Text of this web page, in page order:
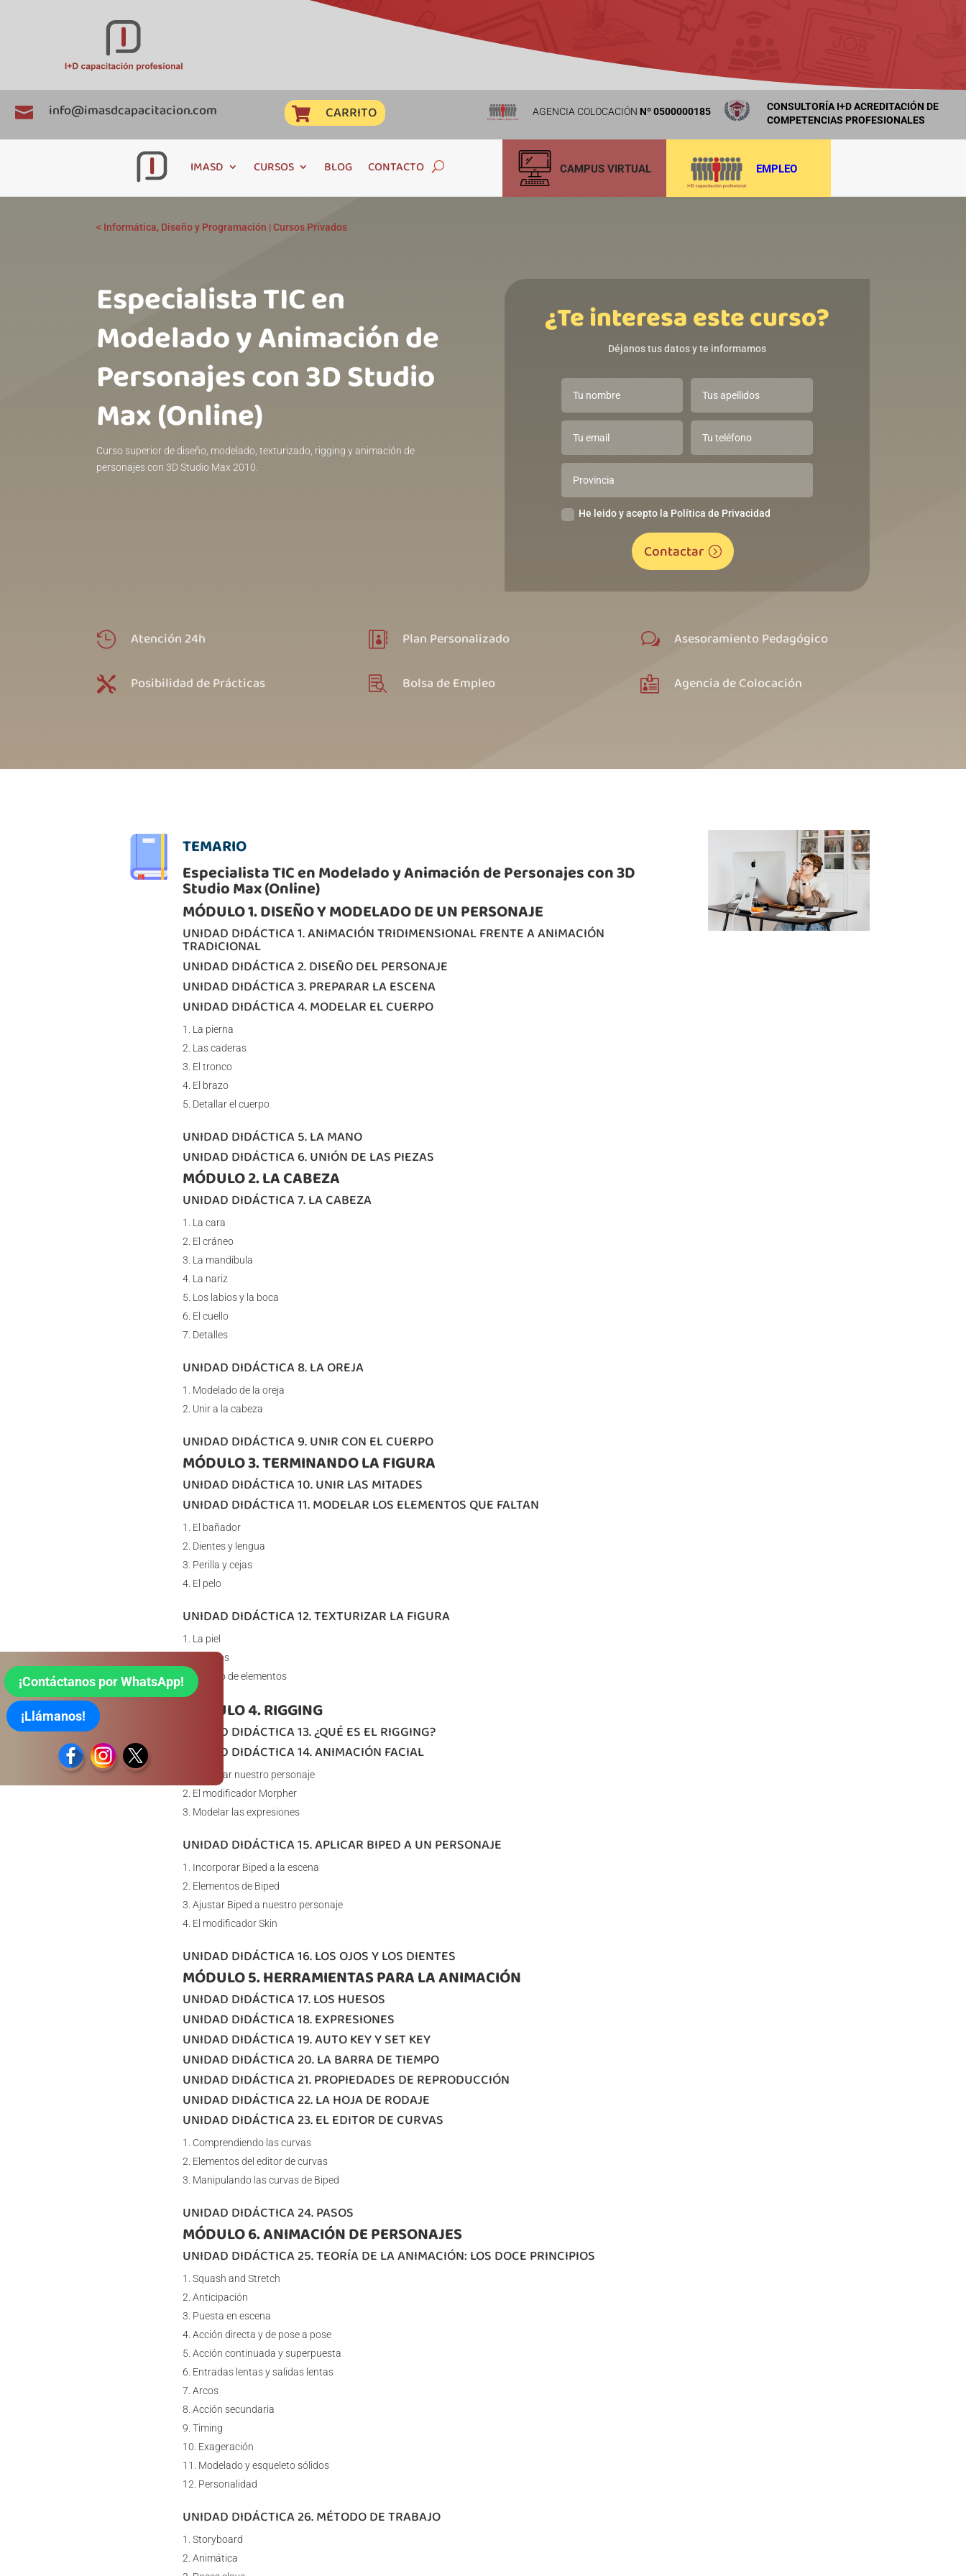
 info@imasdcapacitacion.com  CARRITO AGENCIA COLOCACIÓN Nº 0500000185
CONSULTORÍA I+D ACREDITACIÓN DE
COMPETENCIAS PROFESIONALES
IMASD CURSOS BLOG CONTACTO EMPLEO
CAMPUS VIRTUAL
< Informática, Diseño y Programación |Cursos Privados
Especialista TIC en
Modelado y Animación de
Personajes con 3D Studio
Max (Online)
Curso superior de diseño, modelado, texturizado, rigging y animación de
personajes con 3D Studio Max 2010.
¿Te interesa este curso?
Déjanos tus datos y te informamos
He leido y acepto la Política de Privacidad
Contactar
 Atención 24h
 Posibilidad de Prácticas
 Plan Personalizado
 Bolsa de Empleo
w Asesoramiento Pedagógico
 Agencia de Colocación
TEMARIO
Especialista TIC en Modelado y Animación de Personajes con 3D
Studio Max (Online)
MÓDULO 1. DISEÑO Y MODELADO DE UN PERSONAJE
UNIDAD DIDÁCTICA 1. ANIMACIÓN TRIDIMENSIONAL FRENTE A ANIMACIÓN
TRADICIONAL
UNIDAD DIDÁCTICA 2. DISEÑO DEL PERSONAJE
UNIDAD DIDÁCTICA 3. PREPARAR LA ESCENA
UNIDAD DIDÁCTICA 4. MODELAR EL CUERPO
La pierna
Las caderas
El tronco
El brazo
Detallar el cuerpo
UNIDAD DIDÁCTICA 5. LA MANO
UNIDAD DIDÁCTICA 6. UNIÓN DE LAS PIEZAS
MÓDULO 2. LA CABEZA
UNIDAD DIDÁCTICA 7. LA CABEZA
La cara
El cráneo
La mandíbula
La nariz
Los labios y la boca
El cuello
Detalles
UNIDAD DIDÁCTICA 8. LA OREJA
Modelado de la oreja
Unir a la cabeza
UNIDAD DIDÁCTICA 9. UNIR CON EL CUERPO
MÓDULO 3. TERMINANDO LA FIGURA
UNIDAD DIDÁCTICA 10. UNIR LAS MITADES
UNIDAD DIDÁCTICA 11. MODELAR LOS ELEMENTOS QUE FALTAN
El bañador
Dientes y lengua
Perilla y cejas
El pelo
UNIDAD DIDÁCTICA 12. TEXTURIZAR LA FIGURA
La piel
Los ojos
El resto de elementos
MÓDULO 4. RIGGING
UNIDAD DIDÁCTICA 13. ¿QUÉ ES EL RIGGING?
UNIDAD DIDÁCTICA 14. ANIMACIÓN FACIAL
Preparar nuestro personaje
El modificador Morpher
Modelar las expresiones
UNIDAD DIDÁCTICA 15. APLICAR BIPED A UN PERSONAJE
Incorporar Biped a la escena
Elementos de Biped
Ajustar Biped a nuestro personaje
El modificador Skin
UNIDAD DIDÁCTICA 16. LOS OJOS Y LOS DIENTES
MÓDULO 5. HERRAMIENTAS PARA LA ANIMACIÓN
UNIDAD DIDÁCTICA 17. LOS HUESOS
UNIDAD DIDÁCTICA 18. EXPRESIONES
UNIDAD DIDÁCTICA 19. AUTO KEY Y SET KEY
UNIDAD DIDÁCTICA 20. LA BARRA DE TIEMPO
UNIDAD DIDÁCTICA 21. PROPIEDADES DE REPRODUCCIÓN
UNIDAD DIDÁCTICA 22. LA HOJA DE RODAJE
UNIDAD DIDÁCTICA 23. EL EDITOR DE CURVAS
Comprendiendo las curvas
Elementos del editor de curvas
Manipulando las curvas de Biped
UNIDAD DIDÁCTICA 24. PASOS
MÓDULO 6. ANIMACIÓN DE PERSONAJES
UNIDAD DIDÁCTICA 25. TEORÍA DE LA ANIMACIÓN: LOS DOCE PRINCIPIOS
Squash and Stretch
Anticipación
Puesta en escena
Acción directa y de pose a pose
Acción continuada y superpuesta
Entradas lentas y salidas lentas
Arcos
Acción secundaria
Timing
Exageración
Modelado y esqueleto sólidos
Personalidad
UNIDAD DIDÁCTICA 26. MÉTODO DE TRABAJO
Storyboard
Animática
¡Contáctanos por WhatsApp!
¡Llámanos!